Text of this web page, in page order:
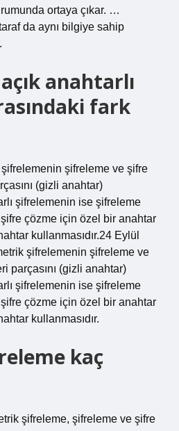
ortaya çıkar. …
da aynı bilgiye sahip
anahtarlı
fark
şifreleme ve şifre
(gizli anahtar)
şifrelemenin ise şifreleme
çözme için özel bir anahtar
kullanmasıdır.24 Eylül
şifrelemenin şifreleme ve
parçasını (gizli anahtar)
şifrelemenin ise şifreleme
çözme için özel bir anahtar
kullanmasıdır.
kaç
şifreleme, şifreleme ve şifre